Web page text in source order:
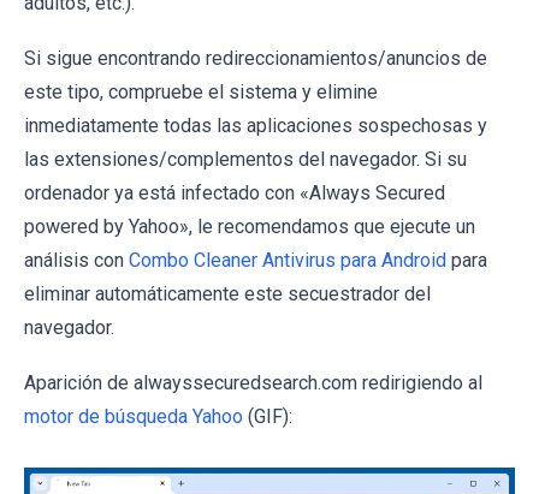
Si sigue encontrando redireccionamientos/anuncios de
este tipo, compruebe el sistema y elimine
inmediatamente todas las aplicaciones sospechosas y
las extensiones/complementos del navegador. Si su
ordenador ya está infectado con «Always Secured
powered by Yahoo», le recomendamos que ejecute un
análisis con Combo Cleaner Antivirus para Android para
eliminar automáticamente este secuestrador del
navegador.
Aparición de alwayssecuredsearch.com redirigiendo al
motor de búsqueda Yahoo (GIF):